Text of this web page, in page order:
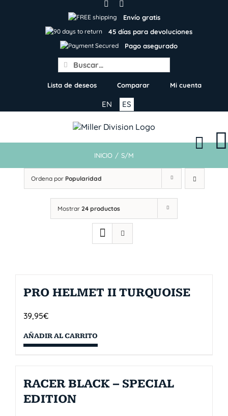
Envío gratis
45 días para devoluciones
Pago asegurado
Search
for:
Lista de deseos Comparar Mi cuenta
ES
EN
INICIO / S/M
Ordena por Popularidad
Mostrar 24 productos
PRO HELMET II TURQUOISE
39,95€
AÑADIR AL CARRITO
RACER BLACK – SPECIAL
EDITION